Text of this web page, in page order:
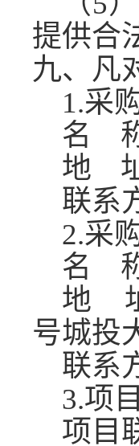
提供合
九、凡
1.采
名
地
联系
2.采
名
地
号城投
联系
3.项
项目